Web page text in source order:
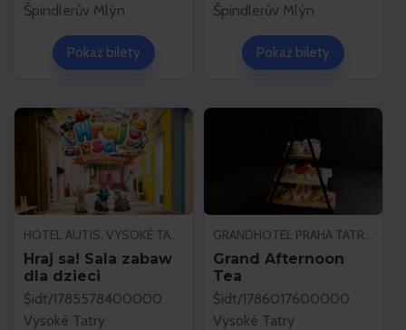
Špindlerův Mlýn
Pokaż bilety
Špindlerův Mlýn
Pokaż bilety
HOTEL AUTIS, VYSOKÉ TATRY
Hraj sa! Sala zabaw
dla dzieci
$idt/1785578400000
Vysoké Tatry
GRANDHOTEL PRAHA TATRANSKÁ LOMNICA, VYSOKÉ TATRY
Grand Afternoon
Tea
$idt/1786017600000
Vysoké Tatry